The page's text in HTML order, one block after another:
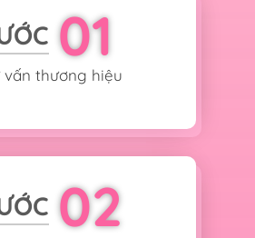
01
vấn thương hiệu
02